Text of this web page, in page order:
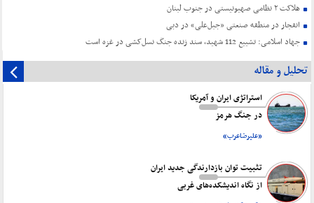
هلاکت ۲ نظامی صهیونیستی در جنوب لبنان
انفجار در منطقه صنعتی «جبل‌علی» در دبی
جهاد اسلامی: تشییع 112 شهید، سند زنده جنگ نسل‌کشی در غزه است
تحلیل و مقاله
استراتژی ایران و آمریکا
در جنگ هرمز
«علیرضاعرب»
تثبیت توان بازدارندگی جدید ایران
از نگاه اندیشکده‌های غربی